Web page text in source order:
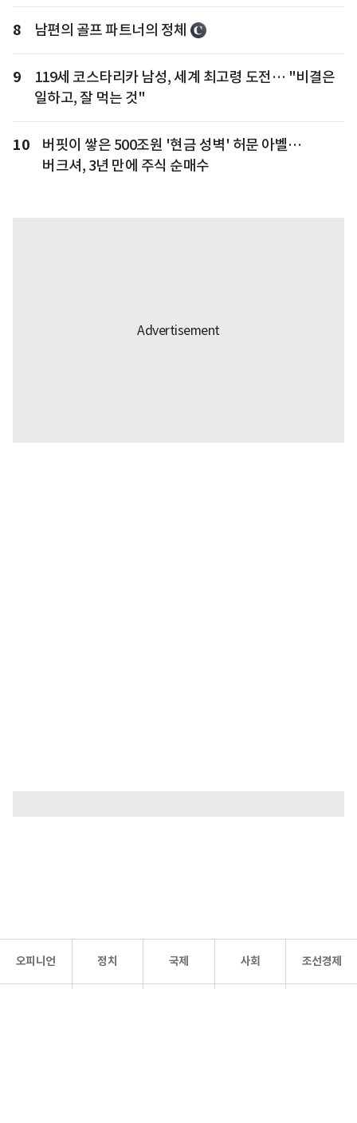
8 남편의 골프 파트너의 정체
9
119세 코스타리카 남성, 세계 최고령 도전… "비결은
일하고, 잘 먹는 것"
10
버핏이 쌓은 500조원 '현금 성벽' 허문 아벨…
버크셔, 3년 만에 주식 순매수
오피니언 정치 국제 사회 조선경제